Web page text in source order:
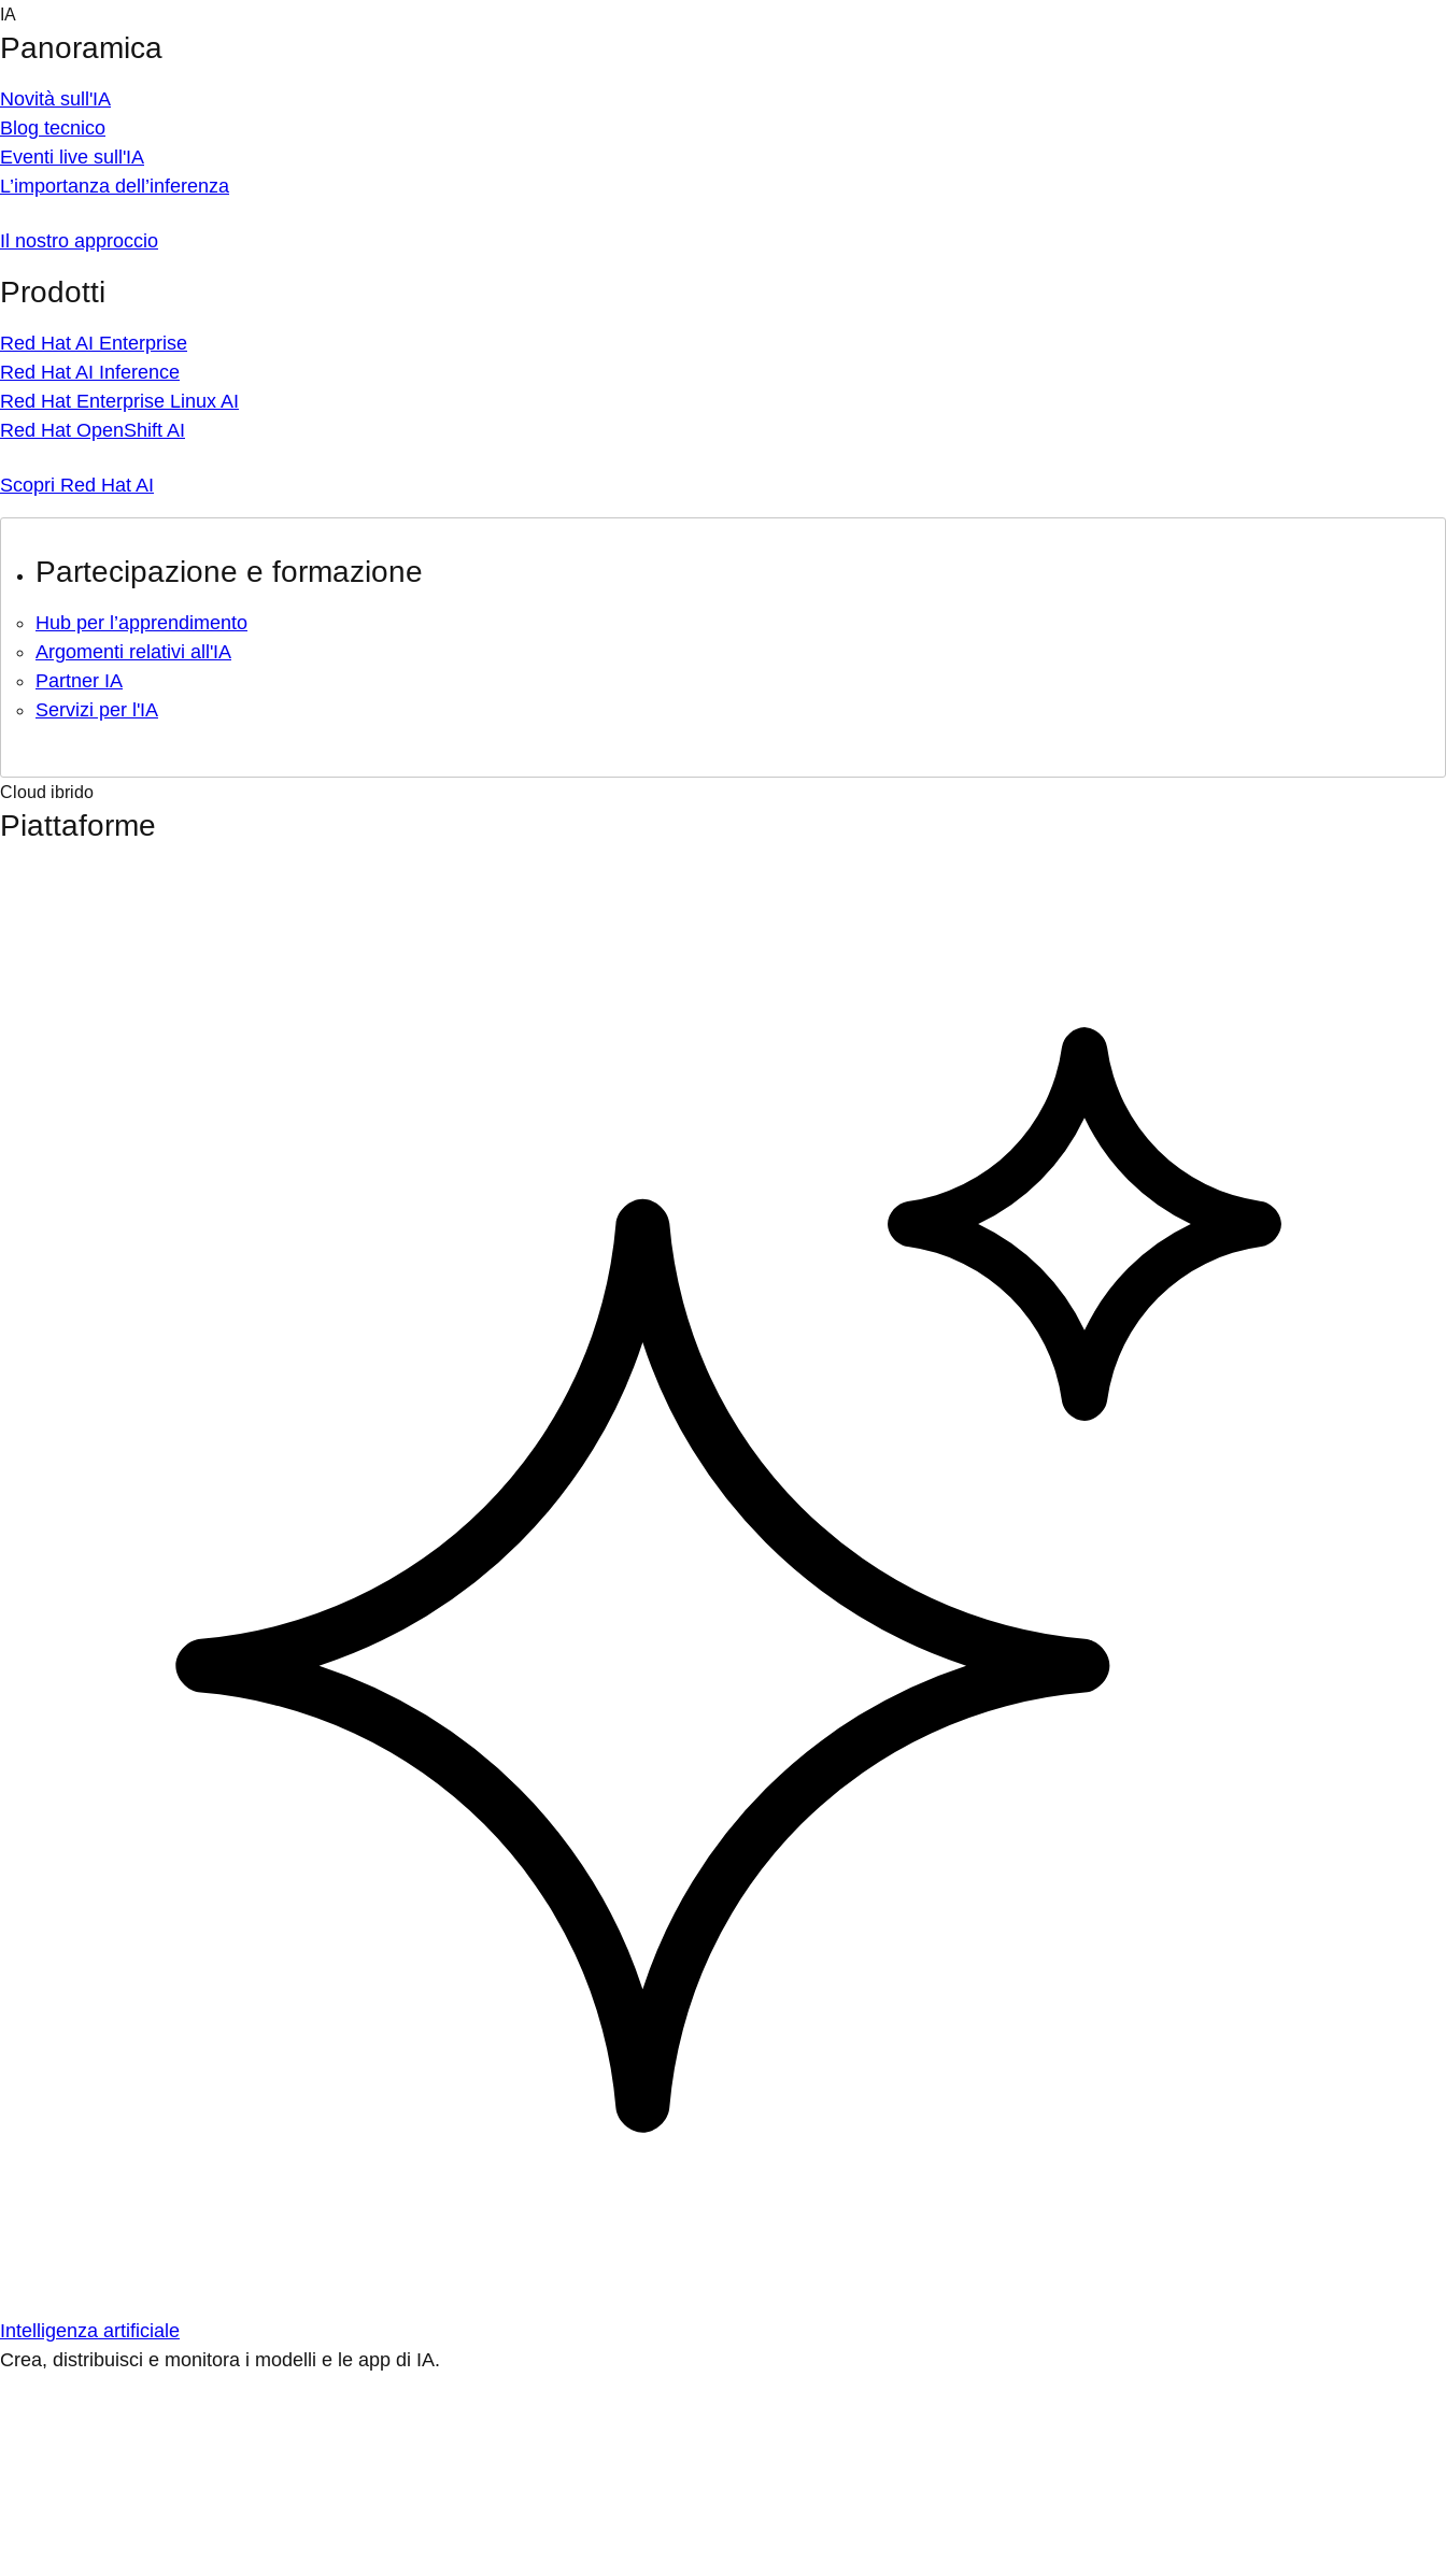
Skip
content
IA
Panoramica
Novità sull'IA
Blog tecnico
Eventi live sull'IA
L’importanza dell’inferenza
Il nostro approccio
Prodotti
Red Hat AI Enterprise
Red Hat AI Inference
Red Hat Enterprise Linux AI
Red Hat OpenShift AI
Scopri Red Hat AI
Partecipazione e formazione
Hub per l’apprendimento
Argomenti relativi all'IA
Partner IA
Servizi per l'IA
Cloud ibrido
Piattaforme
Intelligenza artificiale
Crea, distribuisci e monitora i modelli e le app di IA.